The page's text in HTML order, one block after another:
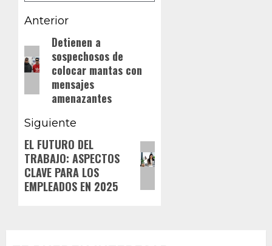
Navegación
de
entradas
Anterior
Entrada
anterior:
Detienen a
sospechosos de
colocar mantas con
mensajes
amenazantes
Siguiente
Siguiente
entrada:
EL FUTURO DEL
TRABAJO: ASPECTOS
CLAVE PARA LOS
EMPLEADOS EN 2025